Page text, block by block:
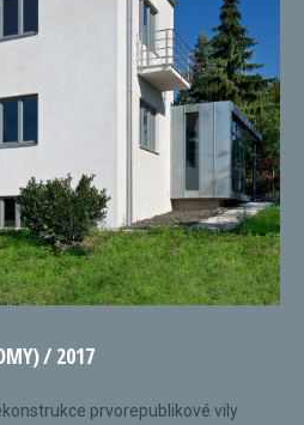
/ 2017
prvorepublikové vily